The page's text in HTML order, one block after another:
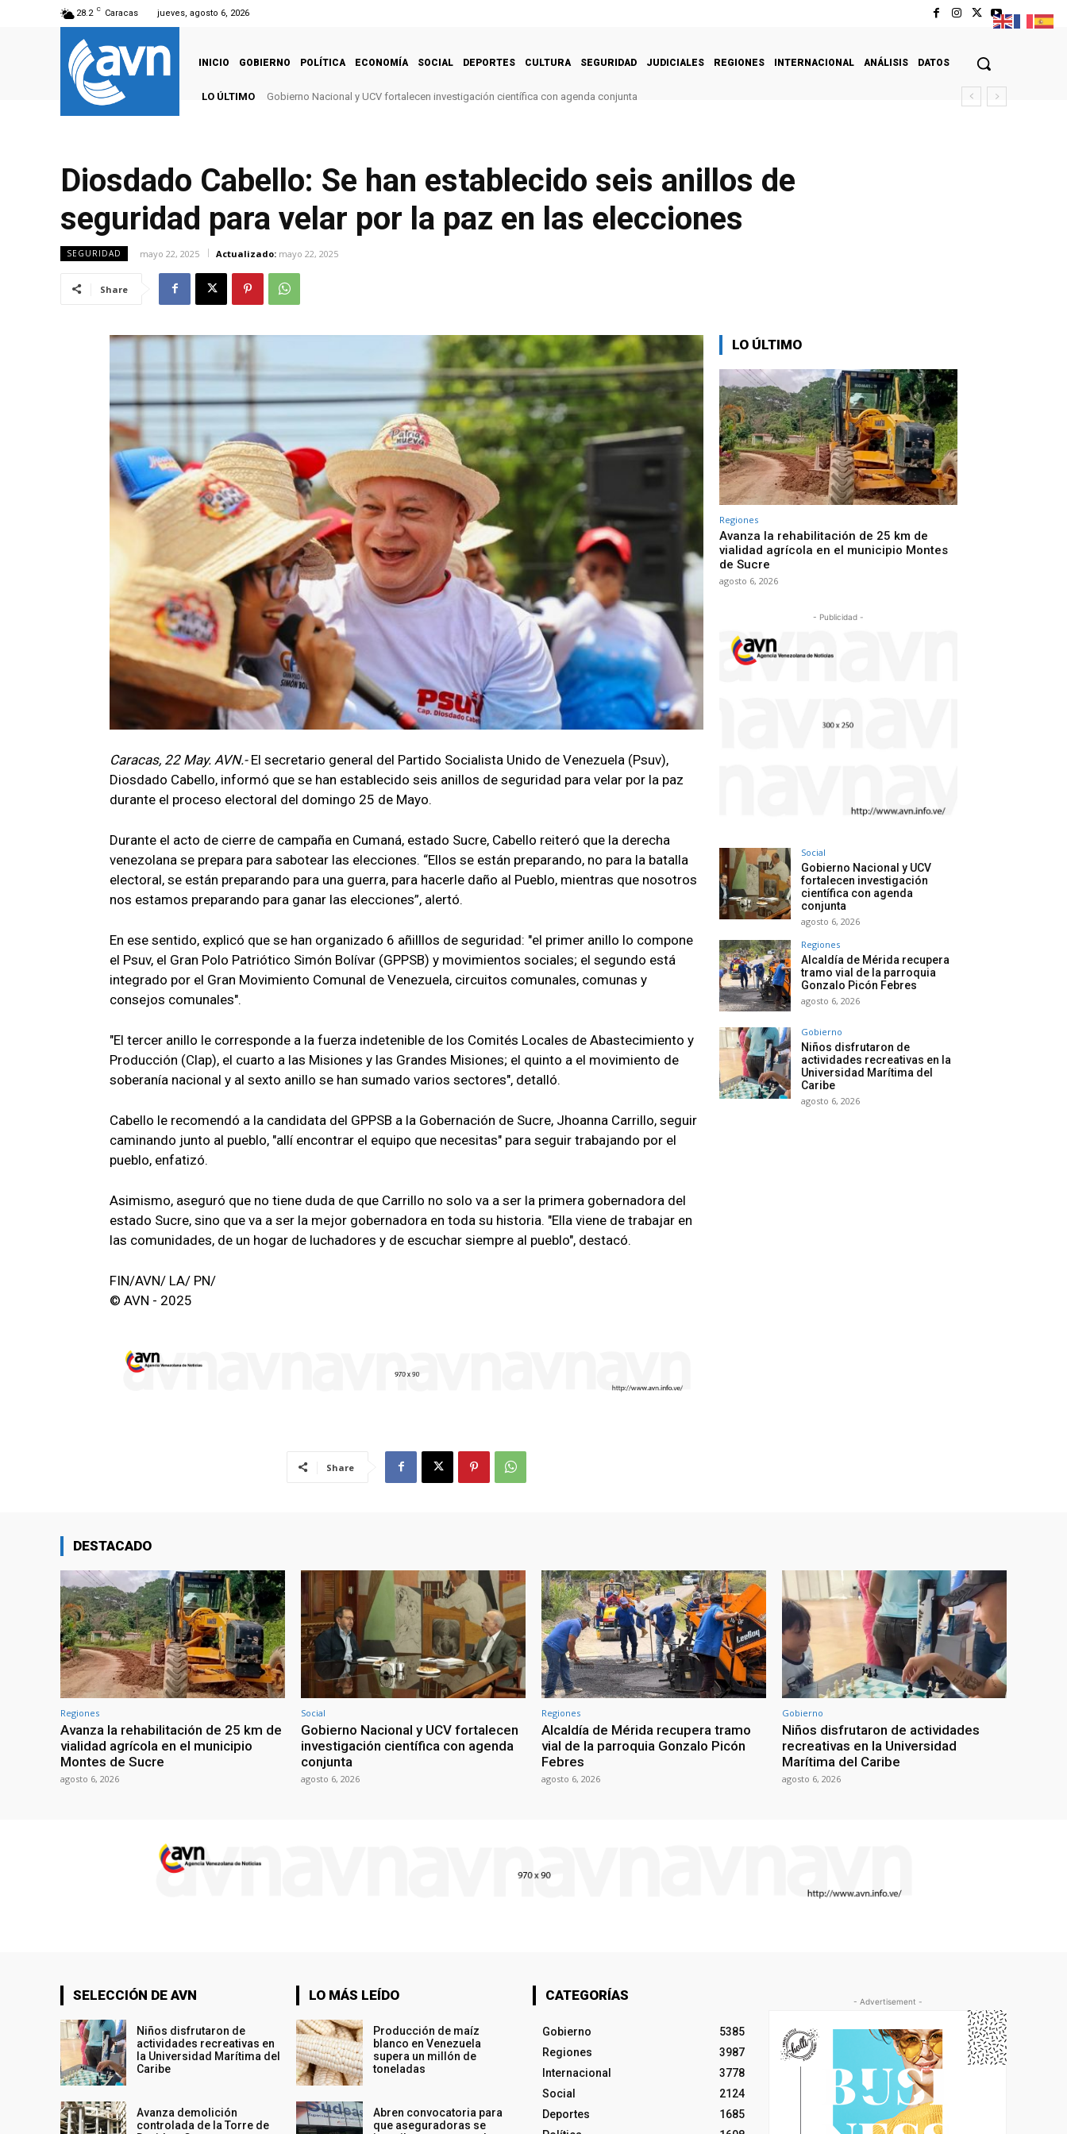
28.2 C Caracas jueves, agosto 6, 2026
INICIO GOBIERNO POLÍTICA ECONOMÍA SOCIAL DEPORTES CULTURA SEGURIDAD JUDICIALES REGIONES INTERNACIONAL ANÁLISIS DATOS
LO ÚLTIMO Gobierno Nacional y UCV fortalecen investigación científica con agenda conjunta
Diosdado Cabello: Se han establecido seis anillos de
seguridad para velar por la paz en las elecciones
SEGURIDAD mayo 22, 2025 Actualizado: mayo 22, 2025
Share
Caracas, 22 May. AVN.- El secretario general del Partido Socialista Unido de Venezuela (Psuv),
Diosdado Cabello, informó que se han establecido seis anillos de seguridad para velar por la paz
durante el proceso electoral del domingo 25 de Mayo.
Durante el acto de cierre de campaña en Cumaná, estado Sucre, Cabello reiteró que la derecha
venezolana se prepara para sabotear las elecciones. “Ellos se están preparando, no para la batalla
electoral, se están preparando para una guerra, para hacerle daño al Pueblo, mientras que nosotros
nos estamos preparando para ganar las elecciones”, alertó.
En ese sentido, explicó que se han organizado 6 añilllos de seguridad: "el primer anillo lo compone
el Psuv, el Gran Polo Patriótico Simón Bolívar (GPPSB) y movimientos sociales; el segundo está
integrado por el Gran Movimiento Comunal de Venezuela, circuitos comunales, comunas y
consejos comunales".
"El tercer anillo le corresponde a la fuerza indetenible de los Comités Locales de Abastecimiento y
Producción (Clap), el cuarto a las Misiones y las Grandes Misiones; el quinto a el movimiento de
soberanía nacional y al sexto anillo se han sumado varios sectores", detalló.
Cabello le recomendó a la candidata del GPPSB a la Gobernación de Sucre, Jhoanna Carrillo, seguir
caminando junto al pueblo, "allí encontrar el equipo que necesitas" para seguir trabajando por el
pueblo, enfatizó.
Asimismo, aseguró que no tiene duda de que Carrillo no solo va a ser la primera gobernadora del
estado Sucre, sino que va a ser la mejor gobernadora en toda su historia. "Ella viene de trabajar en
las comunidades, de un hogar de luchadores y de escuchar siempre al pueblo", destacó.
FIN/AVN/ LA/ PN/
© AVN - 2025
Share
LO ÚLTIMO
Regiones
Avanza la rehabilitación de 25 km de
vialidad agrícola en el municipio Montes
de Sucre
agosto 6, 2026
- Publicidad -
Social
Gobierno Nacional y UCV
fortalecen investigación
científica con agenda
conjunta
agosto 6, 2026
Regiones
Alcaldía de Mérida recupera
tramo vial de la parroquia
Gonzalo Picón Febres
agosto 6, 2026
Gobierno
Niños disfrutaron de
actividades recreativas en la
Universidad Marítima del
Caribe
agosto 6, 2026
DESTACADO
Regiones
Avanza la rehabilitación de 25 km de
vialidad agrícola en el municipio
Montes de Sucre
agosto 6, 2026
Social
Gobierno Nacional y UCV fortalecen
investigación científica con agenda
conjunta
agosto 6, 2026
Regiones
Alcaldía de Mérida recupera tramo
vial de la parroquia Gonzalo Picón
Febres
agosto 6, 2026
Gobierno
Niños disfrutaron de actividades
recreativas en la Universidad
Marítima del Caribe
agosto 6, 2026
SELECCIÓN DE AVN
Niños disfrutaron de
actividades recreativas en
la Universidad Marítima del
Caribe
Avanza demolición
controlada de la Torre de
LO MÁS LEÍDO
Producción de maíz
blanco en Venezuela
supera un millón de
toneladas
Abren convocatoria para
que aseguradoras se
CATEGORÍAS
Gobierno
5385
Regiones
3987
Internacional
3778
Social
2124
Deportes
1685
- Advertisement -